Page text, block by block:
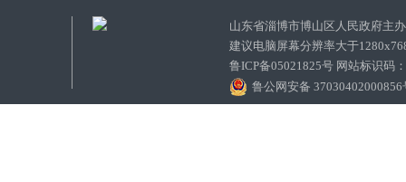
山东省淄博市博山区人民政府
建议电脑屏幕分辨率大于
鲁ICP备05021825号 网站标识码
鲁公网安备 37030402000856